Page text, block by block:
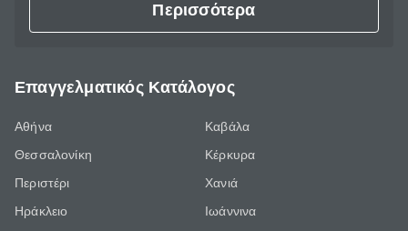
Περισσότερα
Επαγγελματικός Κατάλογος
Αθήνα
Θεσσαλονίκη
Περιστέρι
Ηράκλειο
Καβάλα
Κέρκυρα
Χανιά
Ιωάννινα